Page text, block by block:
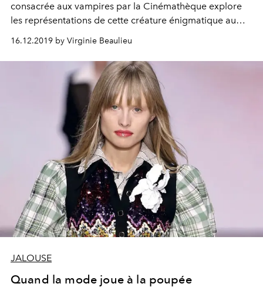
consacrée aux vampires par la Cinémathèque explore
les représentations de cette créature énigmatique au
cinéma, à la télévision mais aussi dans la littérature et
16.12.2019 by Virginie Beaulieu
JALOUSE
Quand la mode joue à la poupée